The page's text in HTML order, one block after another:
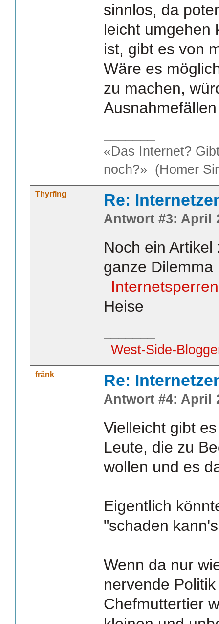
sinnlos, da
leicht umgehen
ist, gibt es von
Wäre es
zu machen,
«Das Internet?
noch?» (Homer
Thyrfing Re:
Antwort #3: April
Noch ein
ganze
Heise
West-Side-
fränk Re:
Antwort #4: April
Vielleicht gibt
Leute, die zu
wollen und es
Eigentlich
"schaden
Wenn da nur
nervende
Chefmuttertier